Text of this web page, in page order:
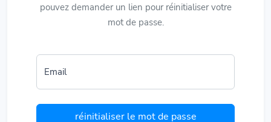
pouvez demander un lien pour réinitialiser votre
mot de passe.
Email
réinitialiser le mot de passe